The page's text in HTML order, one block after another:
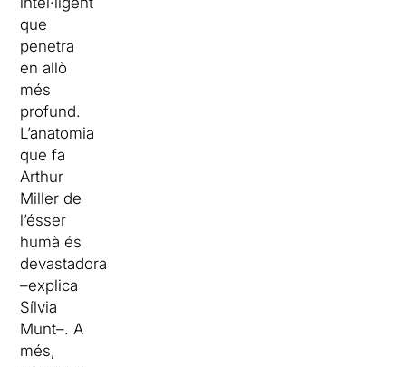
que
penetra
en allò
més
profund.
L’anatomia
que fa
Arthur
Miller de
l’ésser
humà és
devastadora
–explica
Sílvia
Munt–. A
més,